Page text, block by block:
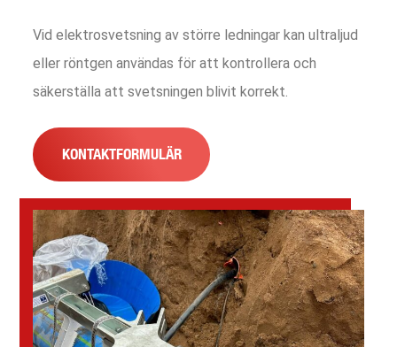
Vid elektrosvetsning av större ledningar kan ultraljud
eller röntgen användas för att kontrollera och
säkerställa att svetsningen blivit korrekt.
KONTAKTFORMULÄR